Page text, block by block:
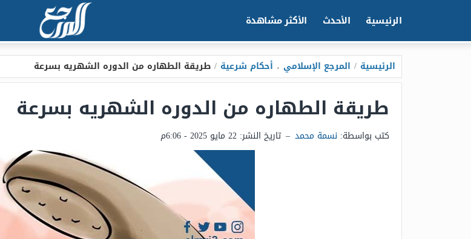
الرئيسية الأحدث الأكثر مشاهدة
الرئيسية / المرجع الإسلامي ، أحكام شرعية / طريقة الطهاره من الدوره الشهريه بسرعة
طريقة الطهاره من الدوره الشهريه بسرعة
كتب بواسطة: نسمة محمد – تاريخ النشر: 22 مايو 2025 - 6:06م